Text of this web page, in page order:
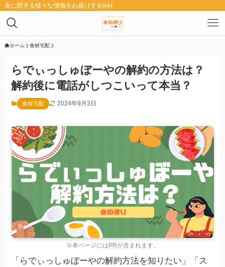
食に関する様々な情報をお届けするwebメディア「食の便り」
ホーム 食材宅配
らでぃっしゅぼーやの解約の方法は？
解約後に電話がしつこいって本当？
食材宅配 2024年9月3日
※本ページにはPRが含まれます。
「らでぃっしゅぼーやの解約方法を知りたい」「ス